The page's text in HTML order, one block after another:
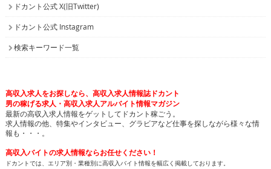
ドカント公式 X(旧Twitter)
ドカント公式 Instagram
検索キーワード一覧
高収入求人をお探しなら、高収入求人情報誌ドカント
男の稼げる求人・高収入求人アルバイト情報マガジン
最新の高収入求人情報をゲットしてドカント稼ごう。
求人情報の他、特集やインタビュー、グラビアなど仕事を探しながら様々な情
報も・・・。
高収入バイトの求人情報ならお任せください！
ドカントでは、エリア別・業種別に高収入バイト情報を幅広く掲載しております。